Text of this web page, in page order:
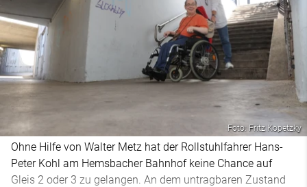
Foto: Fritz Kopetzky
Ohne Hilfe von Walter Metz hat der Rollstuhlfahrer Hans-
Peter Kohl am Hemsbacher Bahnhof keine Chance auf
Gleis 2 oder 3 zu gelangen. An dem untragbaren Zustand